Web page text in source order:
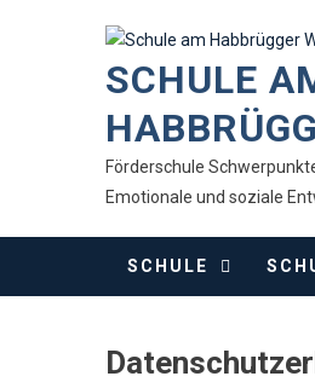
SCHULE
Förderschule
Emotionale und soziale
SCHULE